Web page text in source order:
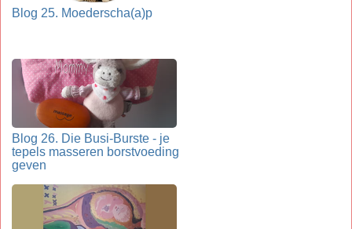
Blog 25. Moederscha(a)p
Blog 26. Die Busi-Burste - je
tepels masseren borstvoeding
geven